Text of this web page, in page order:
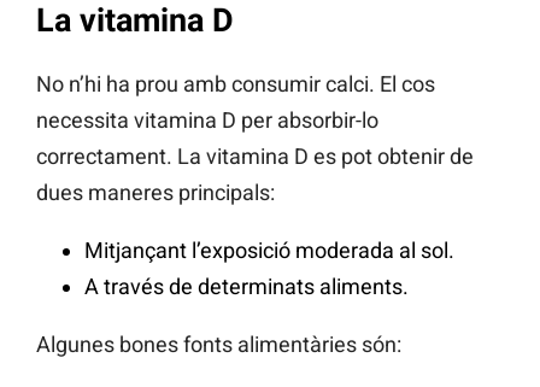
La vitamina D
No n’hi ha prou amb consumir calci. El cos
necessita vitamina D per absorbir-lo
correctament. La vitamina D es pot obtenir de
dues maneres principals:
Mitjançant l’exposició moderada al sol.
A través de determinats aliments.
Algunes bones fonts alimentàries són: